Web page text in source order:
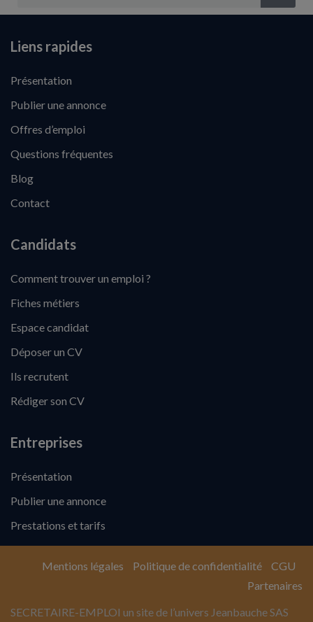
Liens rapides
Présentation
Publier une annonce
Offres d’emploi
Questions fréquentes
Blog
Contact
Candidats
Comment trouver un emploi ?
Fiches métiers
Espace candidat
Déposer un CV
Ils recrutent
Rédiger son CV
Entreprises
Présentation
Publier une annonce
Prestations et tarifs
SECRETAIRE-EMPLOI un site de l’univers Jeanbauche SAS
Mentions légales Politique de confidentialité
CGU
Partenaires